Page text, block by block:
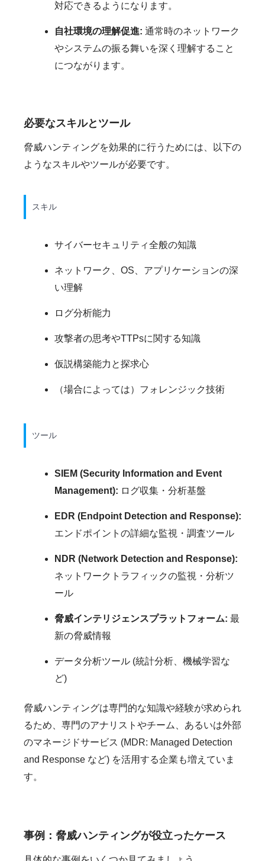
対応できるようになります。
自社環境の理解促進: 通常時のネットワーク
やシステムの振る舞いを深く理解すること
につながります。
必要なスキルとツール
脅威ハンティングを効果的に行うためには、以下の
ようなスキルやツールが必要です。
スキル
サイバーセキュリティ全般の知識
ネットワーク、OS、アプリケーションの深
い理解
ログ分析能力
攻撃者の思考やTTPsに関する知識
仮説構築能力と探求心
（場合によっては）フォレンジック技術
ツール
SIEM (Security Information and Event
Management): ログ収集・分析基盤
EDR (Endpoint Detection and Response):
エンドポイントの詳細な監視・調査ツール
NDR (Network Detection and Response):
ネットワークトラフィックの監視・分析ツ
ール
脅威インテリジェンスプラットフォーム: 最
新の脅威情報
データ分析ツール (統計分析、機械学習な
ど)
脅威ハンティングは専門的な知識や経験が求められ
るため、専門のアナリストやチーム、あるいは外部
のマネージドサービス (MDR: Managed Detection
and Response など) を活用する企業も増えていま
す。
事例：脅威ハンティングが役立ったケース